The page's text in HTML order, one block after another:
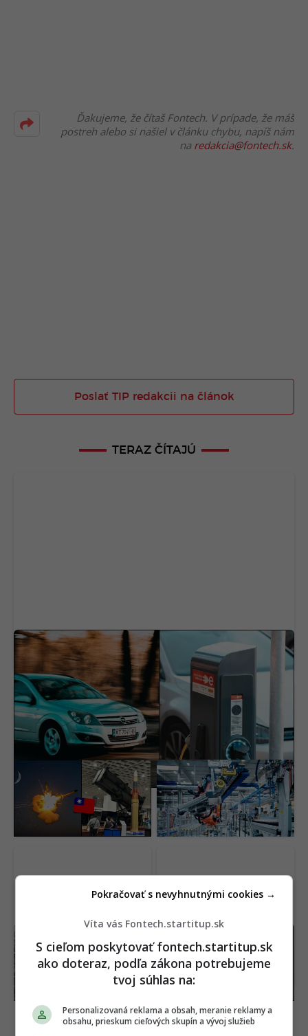
Ďakujeme, že čítaš Fontech. V prípade, že máš
postreh alebo si našiel v článku chybu, napíš nám
na redakcia@fontech.sk.
Poslať TIP redakcii na článok
TERAZ ČÍTAJÚ
Kedy je výhodné vymeniť staré auto za
elektromobil? Veda má jasný výpočet
Taiwan ukázal zbrane
pre „pekelnú zónu“.
Čínu by zničil armádou
210 000 strojov
Čínske automobilky
získajú ešte väčší
náskok. Spustia výrobu
batérií, ktoré zmenia
celý trh
Nový Spider-Man trhá
rekordy, v ceste mu stojí
ako riadená strela. Bývalí
inžinieri F1 postavili pre
Britov unikátnu zbraň
Víta vás Fontech.startitup.sk
S cieľom poskytovať fontech.startitup.sk
ako doteraz, podľa zákona potrebujeme
tvoj súhlas na:
Personalizovaná reklama a obsah, meranie reklamy a
obsahu, prieskum cieľových skupín a vývoj služieb
Pokračovať s nevyhnutnými cookies →